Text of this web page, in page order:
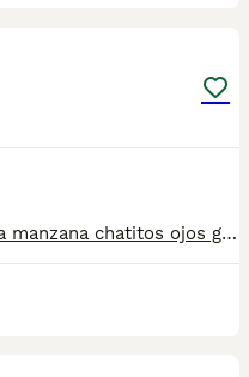
Cachorros de chihuahuas cabeza manzana chatitos ojos grandes líneas Siempre Vivos Belalcam cría responsable de chihuahuas años de dedicación nos abala en su morfología tan especial carita de muñecos . Ven a conócelos Andalucía Cordoba en plena naturaleza siempre en libertad. Siemprevivosenbelalcan.com